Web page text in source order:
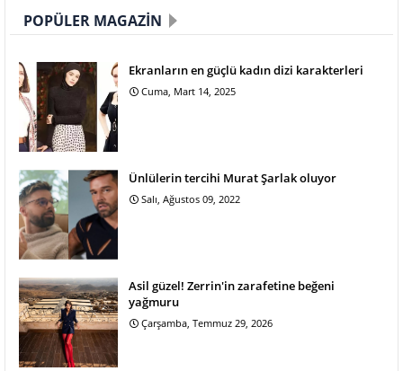
POPÜLER MAGAZIN
Ekranların en güçlü kadın dizi karakterleri
Cuma, Mart 14, 2025
Ünlülerin tercihi Murat Şarlak oluyor
Salı, Ağustos 09, 2022
Asil güzel! Zerrin'in zarafetine beğeni
yağmuru
Çarşamba, Temmuz 29, 2026